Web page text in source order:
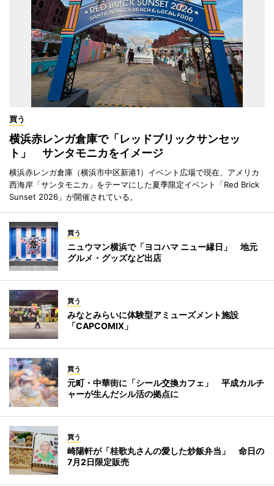
買う
横浜赤レンガ倉庫で「レッドブリックサンセッ
ト」 サンタモニカをイメージ
横浜赤レンガ倉庫（横浜市中区新港1）イベント広場で現在、アメリカ
西海岸「サンタモニカ」をテーマにした夏季限定イベント「Red Brick
Sunset 2026」が開催されている。
買う
ニュウマン横浜で「ヨコハマ ニュー縁日」 地元
グルメ・グッズなど出店
買う
みなとみらいに体験型アミューズメント施設
「CAPCOMIX」
買う
元町・中華街に「シール交換カフェ」 平成カルチ
ャーが生んだシル活の拠点に
買う
崎陽軒が「桂歌丸さんの愛した炒飯弁当」 命日の
7月2日限定販売